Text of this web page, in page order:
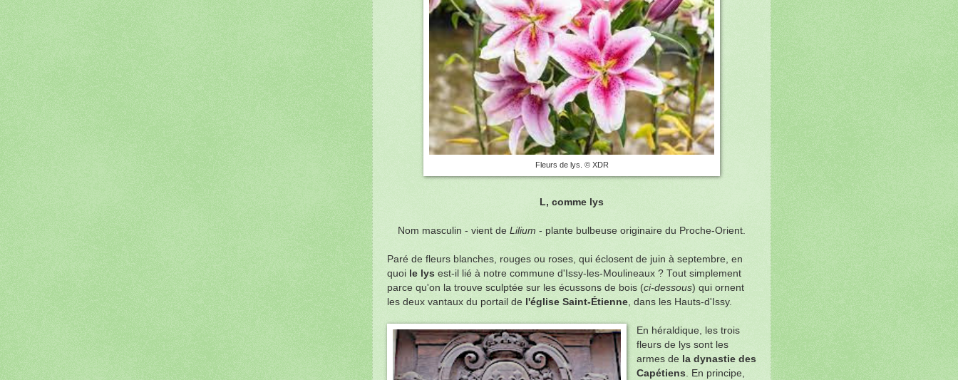
Fleurs de lys. © XDR
L, comme lys
Nom masculin - vient de Lilium - plante bulbeuse originaire du Proche-Orient.
Paré de fleurs blanches, rouges ou roses, qui éclosent de juin à septembre, en
quoi le lys est-il lié à notre commune d'Issy-les-Moulineaux ? Tout simplement
parce qu'on la trouve sculptée sur les écussons de bois (ci-dessous) qui ornent
les deux vantaux du portail de l'église Saint-Étienne, dans les Hauts-d'Issy.
En héraldique, les trois
fleurs de lys sont les
armes de la dynastie des
Capétiens. En principe,